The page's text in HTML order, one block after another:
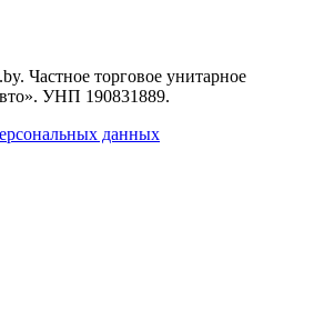
. Частное торговое унитарное
. УНП 190831889.
данных